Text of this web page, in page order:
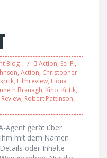
Blog Action, Sci-Fi,
, Action, Christopher
, Filmreview, Fiona
Branagh, Kino, Kritik,
Review, Robert Pattinson,
Agent gerät über
mit dem Namen
oder Inhalte